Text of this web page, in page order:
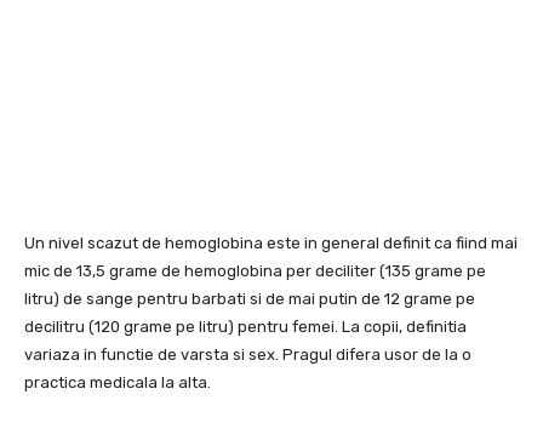
Un nivel scazut de hemoglobina este in general definit ca fiind mai
mic de 13,5 grame de hemoglobina per deciliter (135 grame pe
litru) de sange pentru barbati si de mai putin de 12 grame pe
decilitru (120 grame pe litru) pentru femei. La copii, definitia
variaza in functie de varsta si sex. Pragul difera usor de la o
practica medicala la alta.